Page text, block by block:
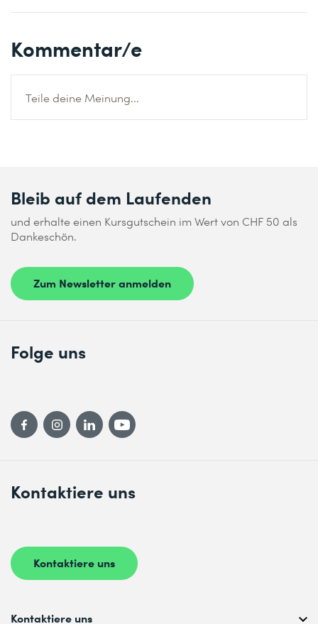
Kommentar/e
Teile deine Meinung...
Bleib auf dem Laufenden
und erhalte einen Kursgutschein im Wert von CHF 50 als
Dankeschön.
Zum Newsletter anmelden
Kontaktiere uns
Kontaktiere uns
Folge uns
Kontaktiere uns